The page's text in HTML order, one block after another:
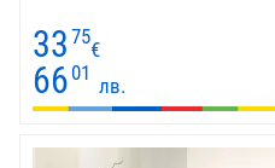
33 75
€
66 01
лв.